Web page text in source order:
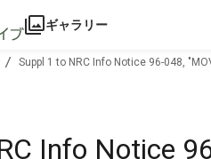
ギャラリー
Suppl 1 to NRC Info Notice 96-048,
Info Notice